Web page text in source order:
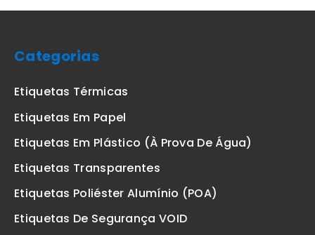
Categorias
Etiquetas Térmicas
Etiquetas Em Papel
Etiquetas Em Plástico (à Prova De Água)
Etiquetas Transparentes
Etiquetas Poliéster Alumínio (POA)
Etiquetas De Segurança VOID